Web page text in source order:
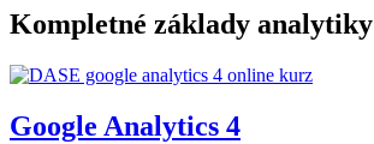
Kompletné základy analytiky
Google Analytics 4